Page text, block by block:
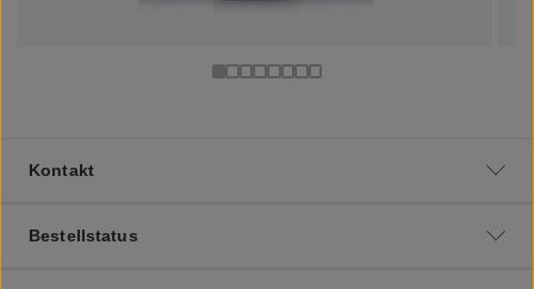
Kontakt
Bestellstatus